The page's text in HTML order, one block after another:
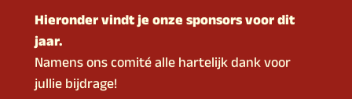
Hieronder vindt je onze sponsors voor dit
jaar.
Namens ons comité alle hartelijk dank voor
jullie bijdrage!